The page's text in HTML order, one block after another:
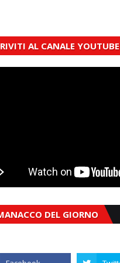
AL CANALE YOUTUBE
DEL GIORNO